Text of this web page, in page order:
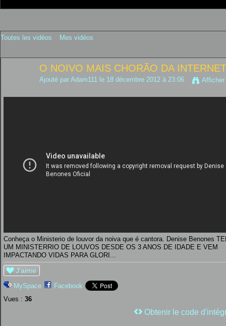
Toutes les vidéos Mes vidéos
O NOIVO MAIS CHORÃO DA INTERNET
Ajouté par Adam111 le 18 décembre 2012 à 23:06
Conheça o Ministerio de louvor da noiva que é cantora. Denise Benones
UM MINISTERRIO DE LOUVOS DESDE OS 3 ANOS DE IDADE E VEM
IMPACTANDO VIDAS PARA GLORI...
J'aime
MySpace
Facebook
Vues : 36
Obtenir le code